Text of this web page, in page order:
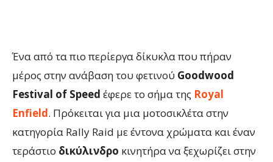
Ένα από τα πιο περίεργα δίκυκλα που πήραν
μέρος στην ανάβαση του φετινού Goodwood
Festival of Speed έφερε το σήμα της Royal
Enfield. Πρόκειται για μια μοτοσικλέτα στην
κατηγορία Rally Raid με έντονα χρώματα και έναν
τεράστιο δικύλινδρο κινητήρα να ξεχωρίζει στην